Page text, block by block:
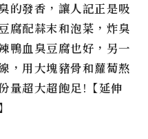
的發香，讓人記正是吸
腐配蒜末和泡菜，炸臭
鴨血臭豆腐也好，另一
，用大塊豬骨和蘿蔔熬
量超大超飽足!【延伸